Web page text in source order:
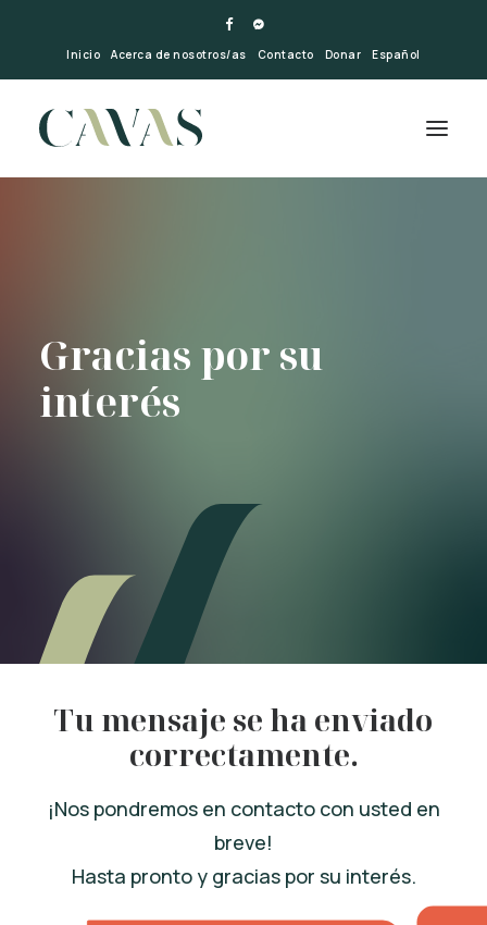
Inicio Acerca de nosotros/as Contacto Donar Español
Gracias por su
interés
Tu mensaje se ha enviado
correctamente.
¡Nos pondremos en contacto con usted en
breve!
Hasta pronto y gracias por su interés.